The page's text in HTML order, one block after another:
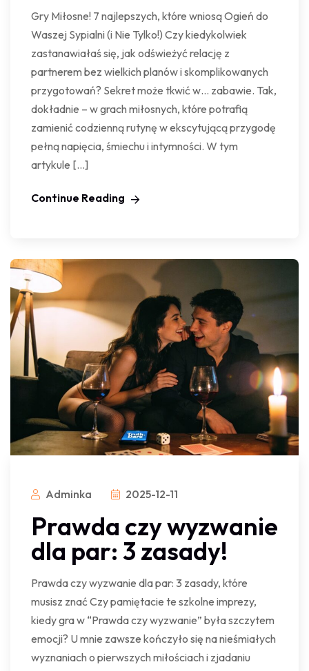
Gry Miłosne! 7 najlepszych, które wniosą Ogień do
Waszej Sypialni (i Nie Tylko!) Czy kiedykolwiek
zastanawiałaś się, jak odświeżyć relację z
partnerem bez wielkich planów i skomplikowanych
przygotowań? Sekret może tkwić w… zabawie. Tak,
dokładnie – w grach miłosnych, które potrafią
zamienić codzienną rutynę w ekscytującą przygodę
pełną napięcia, śmiechu i intymności. W tym
artykule […]
Continue Reading
Adminka 2025-12-11
Prawda czy wyzwanie
dla par: 3 zasady!
Prawda czy wyzwanie dla par: 3 zasady, które
musisz znać Czy pamiętacie te szkolne imprezy,
kiedy gra w “Prawda czy wyzwanie” była szczytem
emocji? U mnie zawsze kończyło się na nieśmiałych
wyznaniach o pierwszych miłościach i zjadaniu